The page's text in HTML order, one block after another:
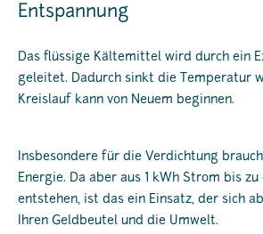
Entspannung
Das flüssige Kältemittel wird durch ein
geleitet. Dadurch sinkt die Temperatur
Kreislauf kann von Neuem beginnen.
Insbesondere für die Verdichtung
Energie. Da aber aus 1 kWh Strom bis
entstehen, ist das ein Einsatz, der sich
Ihren Geldbeutel und die Umwelt.